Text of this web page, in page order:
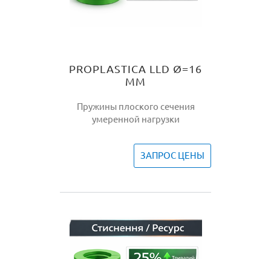
PROPLASTICA LLD Ø=16
ММ
Пружины плоского сечения
умеренной нагрузки
ЗАПРОС ЦЕНЫ